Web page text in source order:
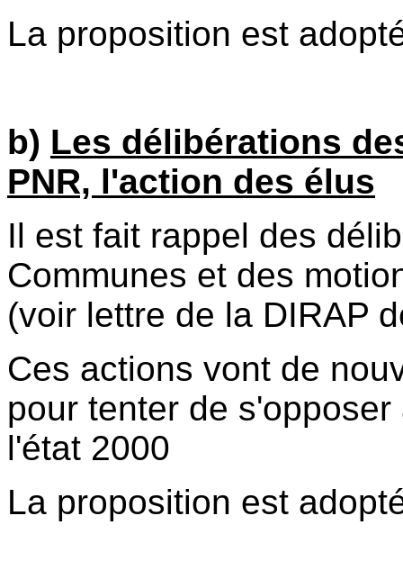
La proposition est
b) Les délibérations
PNR, l'action des élus
Il est fait rappel des
Communes et des
(voir lettre de la DIRAP
Ces actions vont de
pour tenter de
l'état 2000
La proposition est